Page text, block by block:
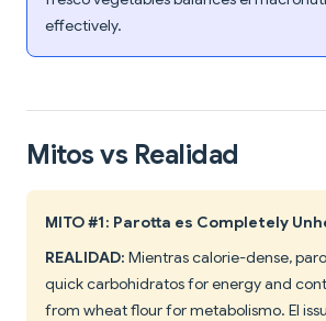
effectively.
Mitos vs Realidad
MITO #1: Parotta es Completely
REALIDAD: Mientras calorie-dense,
quick carbohidratos for energy and
from wheat flour for metabolismo. El